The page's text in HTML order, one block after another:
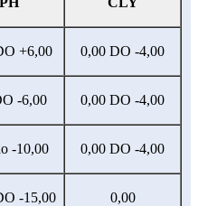
+6,00 0,00 DO -4,00
-6,00 0,00 DO -4,00
-10,00 0,00 DO -4,00
-15,00 0,00